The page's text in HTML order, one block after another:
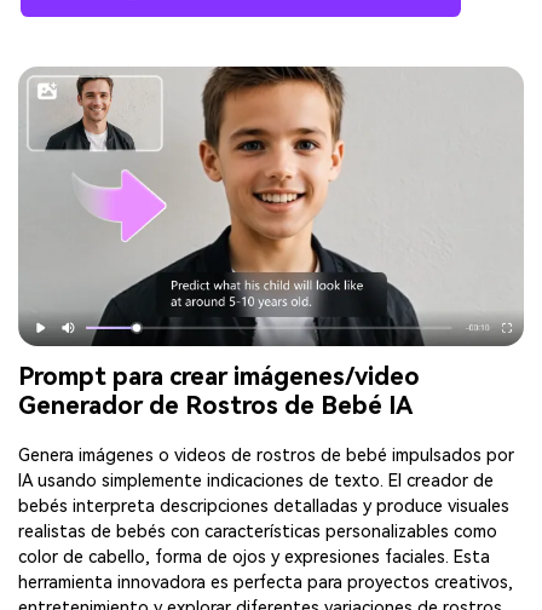
Prompt para crear imágenes/video
Generador de Rostros de Bebé IA
Genera imágenes o videos de rostros de bebé impulsados por
IA usando simplemente indicaciones de texto. El creador de
bebés interpreta descripciones detalladas y produce visuales
realistas de bebés con características personalizables como
color de cabello, forma de ojos y expresiones faciales. Esta
herramienta innovadora es perfecta para proyectos creativos,